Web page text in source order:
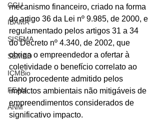
CGU
IBAMA
SISEMA
SEMAD
ICMBio
FEAM
ANM
mecanismo financeiro, criado na forma
do artigo 36 da Lei nº 9.985, de 2000, e
regulamentado pelos artigos 31 a 34
do Decreto nº 4.340, de 2002, que
obriga o empreendedor a ofertar à
coletividade o benefício correlato ao
dano procedente admitido pelos
impactos ambientais não mitigáveis de
empreendimentos considerados de
significativo impacto.